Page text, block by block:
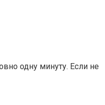
одну минуту. Если не